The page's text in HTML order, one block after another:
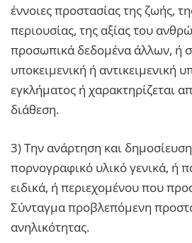
έννοιες προστασίας της ζωής,
περιουσίας, της αξίας του
προσωπικά δεδομένα άλλων, ή
υποκειμενική ή αντικειμενική
εγκλήματος ή χαρακτηρίζεται
διάθεση.
3) Την ανάρτηση και
πορνογραφικό υλικό γενικά, ή
ειδικά, ή περιεχομένου που
Σύνταγμα προβλεπόμενη
ανηλικότητας.